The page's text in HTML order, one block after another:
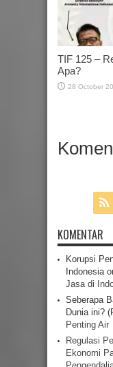
TIF 125 –
Apa?
28 October
KOMENTAR
Korupsi
Indonesia
Jasa di
Seberapa
Dunia ini?
Penting Air
Regulasi
Ekonomi